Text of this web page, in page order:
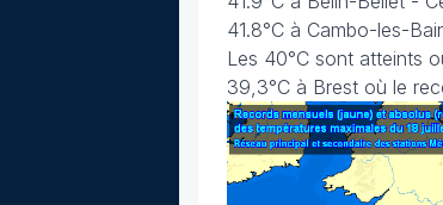
41.8°C à Cambo-les-
Les 40°C sont atteints
39,3°C à Brest où le